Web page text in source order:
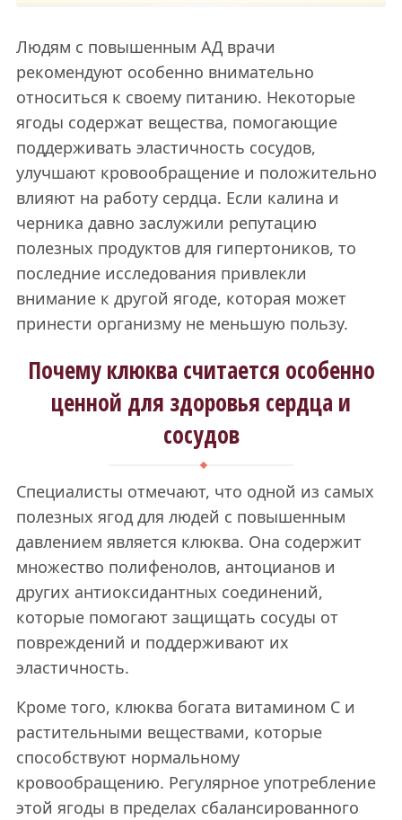
Людям с повышенным АД врачи
рекомендуют особенно внимательно
относиться к своему питанию. Некоторые
ягоды содержат вещества, помогающие
поддерживать эластичность сосудов,
улучшают кровообращение и положительно
влияют на работу сердца. Если калина и
черника давно заслужили репутацию
полезных продуктов для гипертоников, то
последние исследования привлекли
внимание к другой ягоде, которая может
принести организму не меньшую пользу.
Почему клюква считается особенно
ценной для здоровья сердца и
сосудов
Специалисты отмечают, что одной из самых
полезных ягод для людей с повышенным
давлением является клюква. Она содержит
множество полифенолов, антоцианов и
других антиоксидантных соединений,
которые помогают защищать сосуды от
повреждений и поддерживают их
эластичность.
Кроме того, клюква богата витамином С и
растительными веществами, которые
способствуют нормальному
кровообращению. Регулярное употребление
этой ягоды в пределах сбалансированного